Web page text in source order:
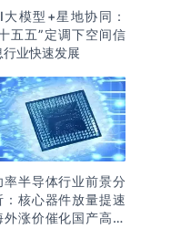
大模型+星地协同：
五五”定调下空间信
行业快速发展
率半导体行业前景分
：核心器件放量提速
外涨价催化国产高端